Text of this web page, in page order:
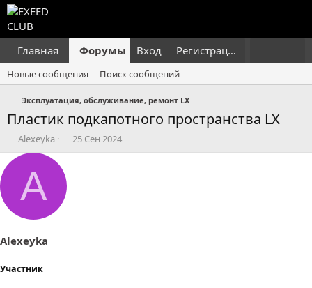
Главная Форумы Что нового?
Вход Регистрация
Новые сообщения Поиск сообщений
Эксплуатация, обслуживание, ремонт LX
Пластик подкапотного пространства LX
А
в
т
е
ы
Alexeyka
Д
а
25 Сен 2024
A
Alexeyka
Участник